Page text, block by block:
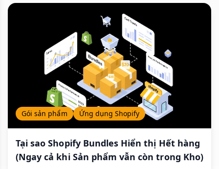
Gói sản phẩm Ứng dụng Shopify
Tại sao Shopify Bundles Hiển thị Hết hàng
(Ngay cả khi Sản phẩm vẫn còn trong Kho)